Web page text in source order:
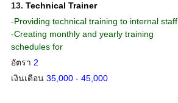
13. Technical Trainer
-Providing technical training to internal staff
-Creating monthly and yearly training
schedules for
อัตรา 2
เงินเดือน 35,000 - 45,000